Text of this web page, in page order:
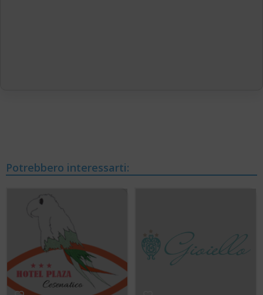
Potrebbero interessarti: